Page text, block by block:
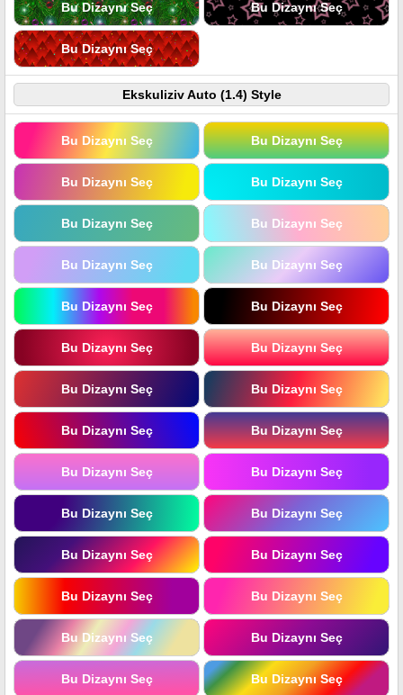
Bu Dizaynı Seç Bu Dizaynı Seç
Bu Dizaynı Seç
Ekskuliziv Auto (1.4) Style
Bu Dizaynı Seç Bu Dizaynı Seç
Bu Dizaynı Seç Bu Dizaynı Seç
Bu Dizaynı Seç Bu Dizaynı Seç
Bu Dizaynı Seç Bu Dizaynı Seç
Bu Dizaynı Seç Bu Dizaynı Seç
Bu Dizaynı Seç Bu Dizaynı Seç
Bu Dizaynı Seç Bu Dizaynı Seç
Bu Dizaynı Seç Bu Dizaynı Seç
Bu Dizaynı Seç Bu Dizaynı Seç
Bu Dizaynı Seç Bu Dizaynı Seç
Bu Dizaynı Seç Bu Dizaynı Seç
Bu Dizaynı Seç Bu Dizaynı Seç
Bu Dizaynı Seç Bu Dizaynı Seç
Bu Dizaynı Seç Bu Dizaynı Seç